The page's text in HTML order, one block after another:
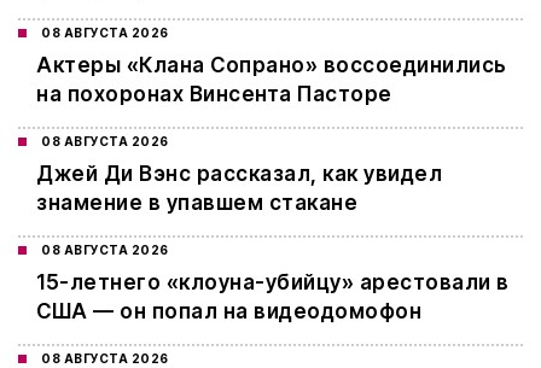
08 АВГУСТА 2026
Актеры «Клана Сопрано» воссоединились
на похоронах Винсента Пасторе
08 АВГУСТА 2026
Джей Ди Вэнс рассказал, как увидел
знамение в упавшем стакане
08 АВГУСТА 2026
15-летнего «клоуна-убийцу» арестовали в
США — он попал на видеодомофон
08 АВГУСТА 2026